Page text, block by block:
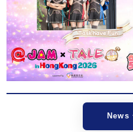
News